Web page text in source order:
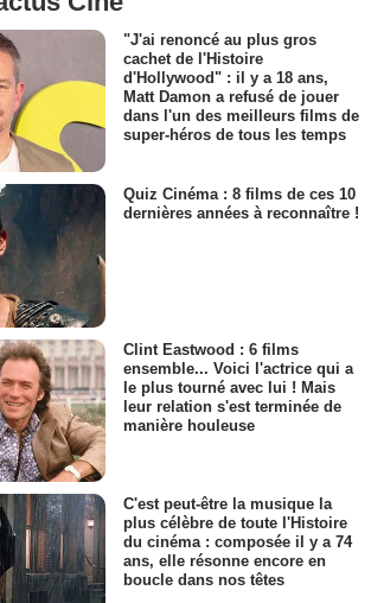
"J'ai renoncé au plus gros
cachet de l'Histoire
d'Hollywood" : il y a 18 ans,
Matt Damon a refusé de jouer
dans l'un des meilleurs films de
super-héros de tous les temps
Quiz Cinéma : 8 films de ces 10
dernières années à reconnaître !
Clint Eastwood : 6 films
ensemble... Voici l'actrice qui a
le plus tourné avec lui ! Mais
leur relation s'est terminée de
manière houleuse
C'est peut-être la musique la
plus célèbre de toute l'Histoire
du cinéma : composée il y a 74
ans, elle résonne encore en
boucle dans nos têtes